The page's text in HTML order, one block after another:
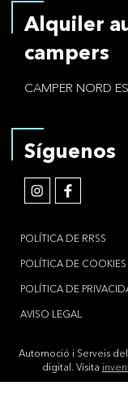
Alquiler
campers
CAMPER NORD
Síguenos
POLÍTICA DE RRSS
POLÍTICA DE COOKIES
POLÍTICA DE
AVISO LEGAL
Automoció i Serveis
digital. Visita